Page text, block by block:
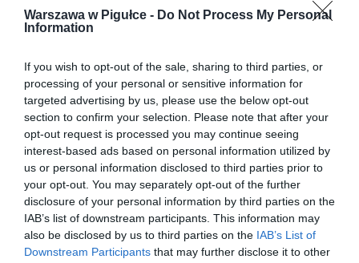
Warszawa w Pigułce - Do Not Process My Personal
Information
If you wish to opt-out of the sale, sharing to third parties, or
processing of your personal or sensitive information for
targeted advertising by us, please use the below opt-out
section to confirm your selection. Please note that after your
opt-out request is processed you may continue seeing
interest-based ads based on personal information utilized by
us or personal information disclosed to third parties prior to
your opt-out. You may separately opt-out of the further
disclosure of your personal information by third parties on the
IAB’s list of downstream participants. This information may
also be disclosed by us to third parties on the IAB’s List of
Downstream Participants that may further disclose it to other